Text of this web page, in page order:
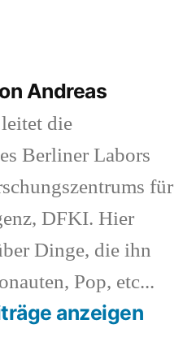
Andreas
die
Berliner Labors
für
DFKI. Hier
Dinge, die ihn
Pop, etc...
anzeigen